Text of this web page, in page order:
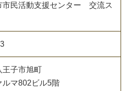
市民活動支援センター 交流ス
王子市旭町
ルマ802ビル5階